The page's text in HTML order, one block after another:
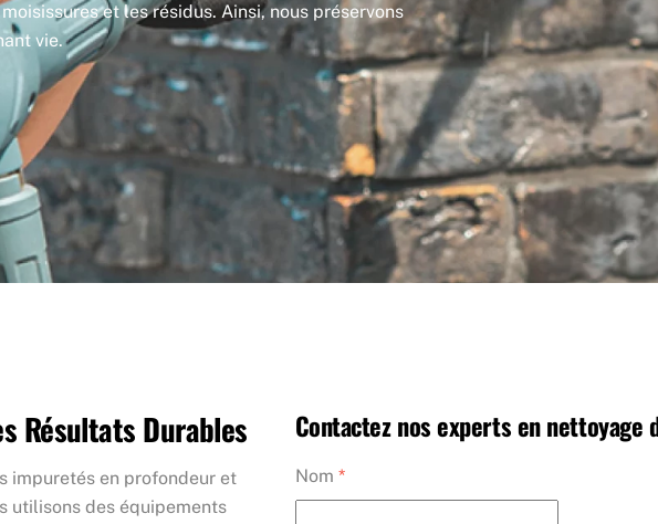
et les résidus. Ainsi, nous préservons
vie.
Résultats Durables
impuretés en profondeur et
utilisons des équipements
Contactez nos experts en nettoyage
Nom *